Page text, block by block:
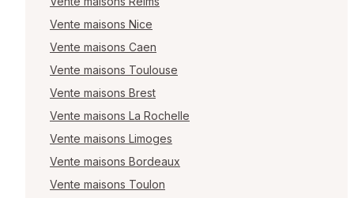
Vente maisons Nice
Vente maisons Caen
Vente maisons Toulouse
Vente maisons Brest
Vente maisons La Rochelle
Vente maisons Limoges
Vente maisons Bordeaux
Vente maisons Toulon